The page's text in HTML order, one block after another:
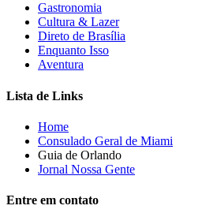
Gastronomia
Cultura & Lazer
Direto de Brasília
Enquanto Isso
Aventura
Lista de Links
Home
Consulado Geral de Miami
Guia de Orlando
Jornal Nossa Gente
Entre em contato